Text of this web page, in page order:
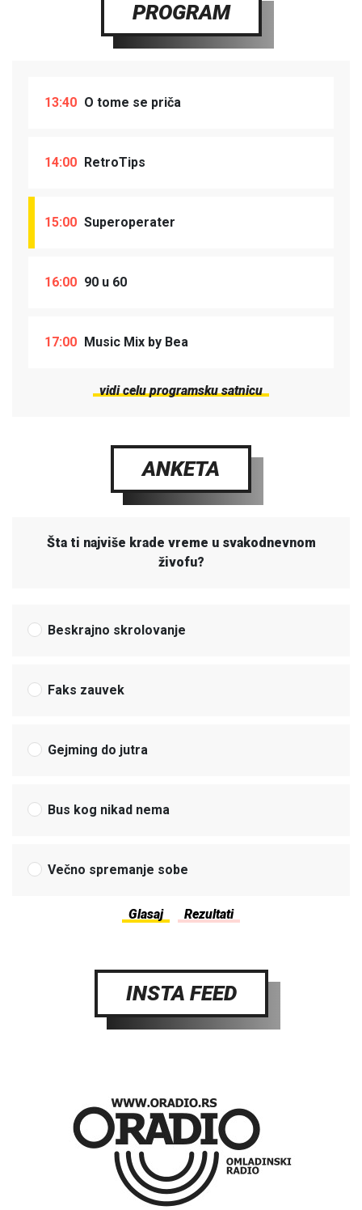
PROGRAM
13:40 O tome se priča
14:00 RetroTips
15:00 Superoperater
16:00 90 u 60
17:00 Music Mix by Bea
vidi celu programsku satnicu
ANKETA
Šta ti najviše krade vreme u svakodnevnom
živofu?
Beskrajno skrolovanje
Faks zauvek
Gejming do jutra
Bus kog nikad nema
Večno spremanje sobe
INSTA FEED